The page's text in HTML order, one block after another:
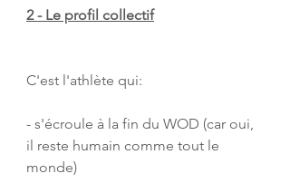
2 - Le profil collectif
C'est l'athlète qui:
- s'écroule à la fin du WOD (car oui,
il reste humain comme tout le
monde)